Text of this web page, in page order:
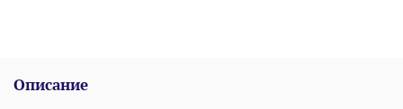
сахарницы: 16,5 х 8,5 см; объем: 0,3л. Размер молочника: 12 х 8
Описание